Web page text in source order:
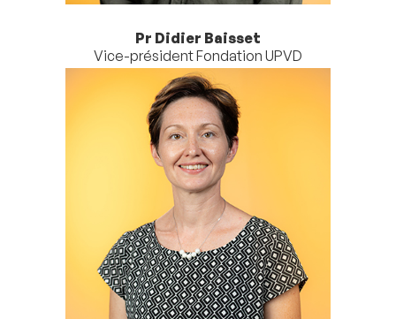
Pr Didier Baisset
Vice-président Fondation UPVD